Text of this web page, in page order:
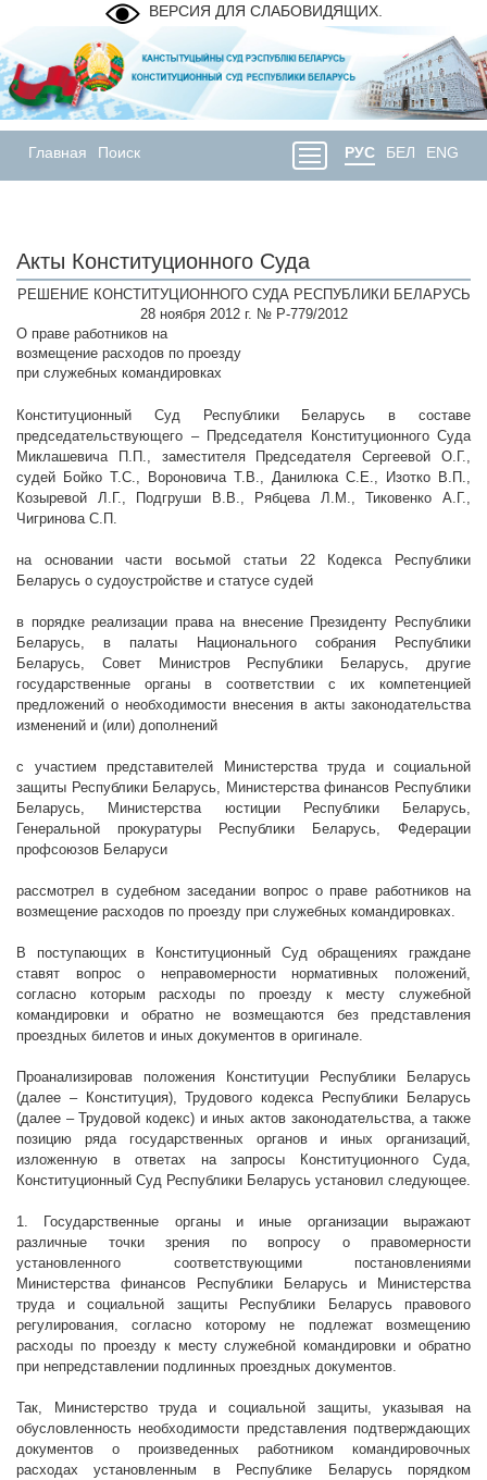
ВЕРСИЯ ДЛЯ СЛАБОВИДЯЩИХ.
Главная Поиск РУС БЕЛ ENG
Акты Конституционного Суда
РЕШЕНИЕ КОНСТИТУЦИОННОГО СУДА РЕСПУБЛИКИ БЕЛАРУСЬ
28 ноября 2012 г. № Р-779/2012
О праве работников на
возмещение расходов по проезду
при служебных командировках
Конституционный Суд Республики Беларусь в составе
председательствующего – Председателя Конституционного Суда
Миклашевича П.П., заместителя Председателя Сергеевой О.Г.,
судей Бойко Т.С., Вороновича Т.В., Данилюка С.Е., Изотко В.П.,
Козыревой Л.Г., Подгруши В.В., Рябцева Л.М., Тиковенко А.Г.,
Чигринова С.П.
на основании части восьмой статьи 22 Кодекса Республики
Беларусь о судоустройстве и статусе судей
в порядке реализации права на внесение Президенту Республики
Беларусь, в палаты Национального собрания Республики
Беларусь, Совет Министров Республики Беларусь, другие
государственные органы в соответствии с их компетенцией
предложений о необходимости внесения в акты законодательства
изменений и (или) дополнений
с участием представителей Министерства труда и социальной
защиты Республики Беларусь, Министерства финансов Республики
Беларусь, Министерства юстиции Республики Беларусь,
Генеральной прокуратуры Республики Беларусь, Федерации
профсоюзов Беларуси
рассмотрел в судебном заседании вопрос о праве работников на
возмещение расходов по проезду при служебных командировках.
В поступающих в Конституционный Суд обращениях граждане
ставят вопрос о неправомерности нормативных положений,
согласно которым расходы по проезду к месту служебной
командировки и обратно не возмещаются без представления
проездных билетов и иных документов в оригинале.
Проанализировав положения Конституции Республики Беларусь
(далее – Конституция), Трудового кодекса Республики Беларусь
(далее – Трудовой кодекс) и иных актов законодательства, а также
позицию ряда государственных органов и иных организаций,
изложенную в ответах на запросы Конституционного Суда,
Конституционный Суд Республики Беларусь установил следующее.
1. Государственные органы и иные организации выражают
различные точки зрения по вопросу о правомерности
установленного соответствующими постановлениями
Министерства финансов Республики Беларусь и Министерства
труда и социальной защиты Республики Беларусь правового
регулирования, согласно которому не подлежат возмещению
расходы по проезду к месту служебной командировки и обратно
при непредставлении подлинных проездных документов.
Так, Министерство труда и социальной защиты, указывая на
обусловленность необходимости представления подтверждающих
документов о произведенных работником командировочных
расходах установленным в Республике Беларусь порядком